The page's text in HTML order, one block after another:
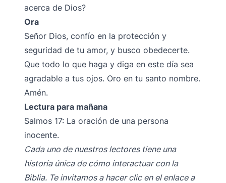
acerca de Dios?
Ora
Señor Dios, confío en la protección y
seguridad de tu amor, y busco obedecerte.
Que todo lo que haga y diga en este día sea
agradable a tus ojos. Oro en tu santo nombre.
Amén.
Lectura para mañana
Salmos 17: La oración de una persona
inocente.
Cada uno de nuestros lectores tiene una
historia única de cómo interactuar con la
Biblia. Te invitamos a hacer clic en el enlace a